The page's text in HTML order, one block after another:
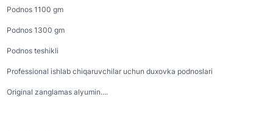
Podnos 1100 gm
Podnos 1300 gm
Podnos teshikli
Professional ishlab chiqaruvchilar uchun duxovka podnoslari
Original zanglamas alyumin....